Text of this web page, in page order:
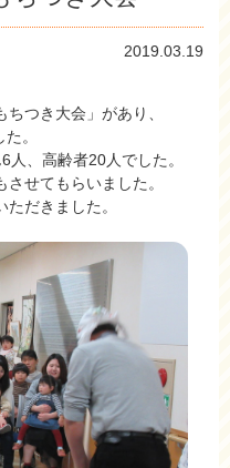
2019.03.19
つき大会」があり、
。
、高齢者20人でした。
せてもらいました。
だきました。